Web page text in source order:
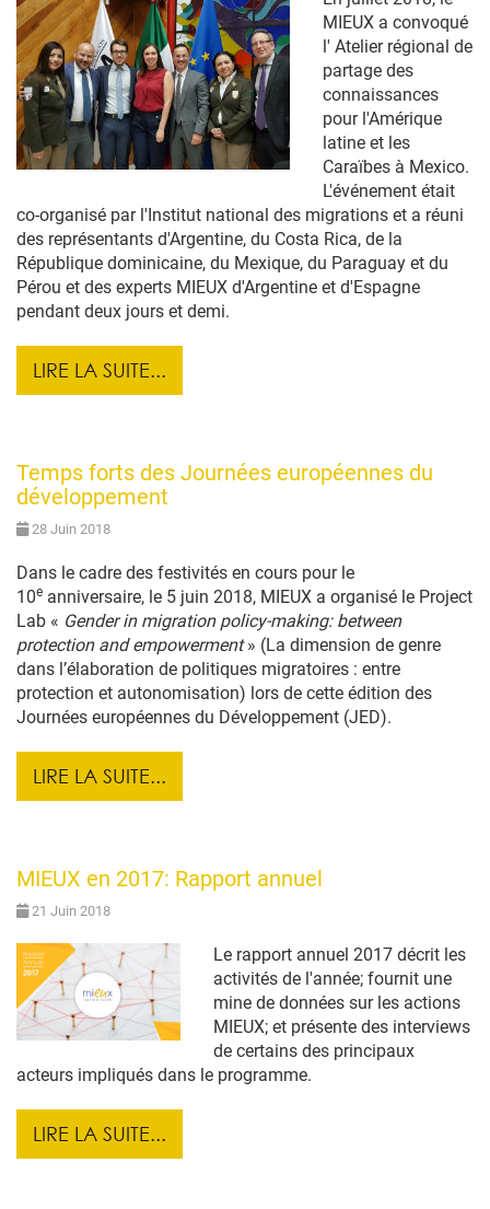
MIEUX a convoqué
l' Atelier régional de
partage des
connaissances
pour l'Amérique
latine et les
Caraïbes à Mexico.
L'événement était
co-organisé par l'Institut national des migrations et a réuni
des représentants d'Argentine, du Costa Rica, de la
République dominicaine, du Mexique, du Paraguay et du
Pérou et des experts MIEUX d'Argentine et d'Espagne
pendant deux jours et demi.
LIRE LA SUITE...
Temps forts des Journées européennes du
développement
28 Juin 2018
Dans le cadre des festivités en cours pour le
10e anniversaire, le 5 juin 2018, MIEUX a organisé le Project
Lab « Gender in migration policy-making: between
protection and empowerment» (La dimension de genre
dans l’élaboration de politiques migratoires : entre
protection et autonomisation) lors de cette édition des
Journées européennes du Développement (JED).
LIRE LA SUITE...
MIEUX en 2017: Rapport annuel
21 Juin 2018
Le rapport annuel 2017 décrit les
activités de l'année; fournit une
mine de données sur les actions
MIEUX; et présente des interviews
de certains des principaux
acteurs impliqués dans le programme.
LIRE LA SUITE...